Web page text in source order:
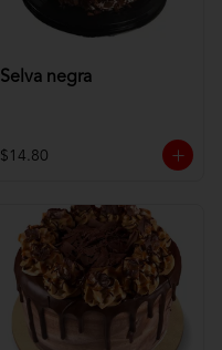
Selva negra
$14.80